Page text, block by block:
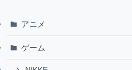
アニメ
ゲーム